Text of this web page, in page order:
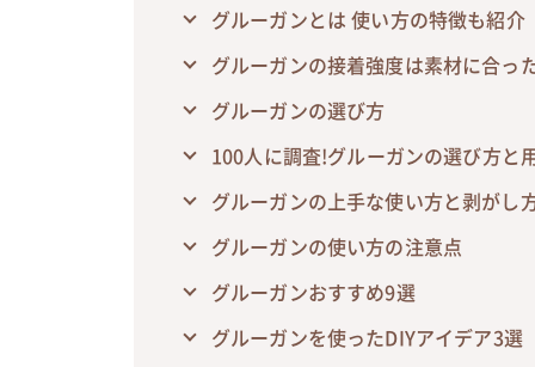
グルーガンとは 使い方の特徴も紹介
グルーガンの接着強度は素材に合っ
グルーガンの選び方
100人に調査!グルーガンの選び方と
グルーガンの上手な使い方と剥がし
グルーガンの使い方の注意点
グルーガンおすすめ9選
グルーガンを使ったDIYアイデア3選